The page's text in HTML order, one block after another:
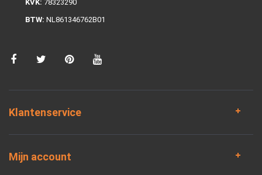
KVK: 78323290
BTW: NL861346762B01
Klantenservice
Mijn account